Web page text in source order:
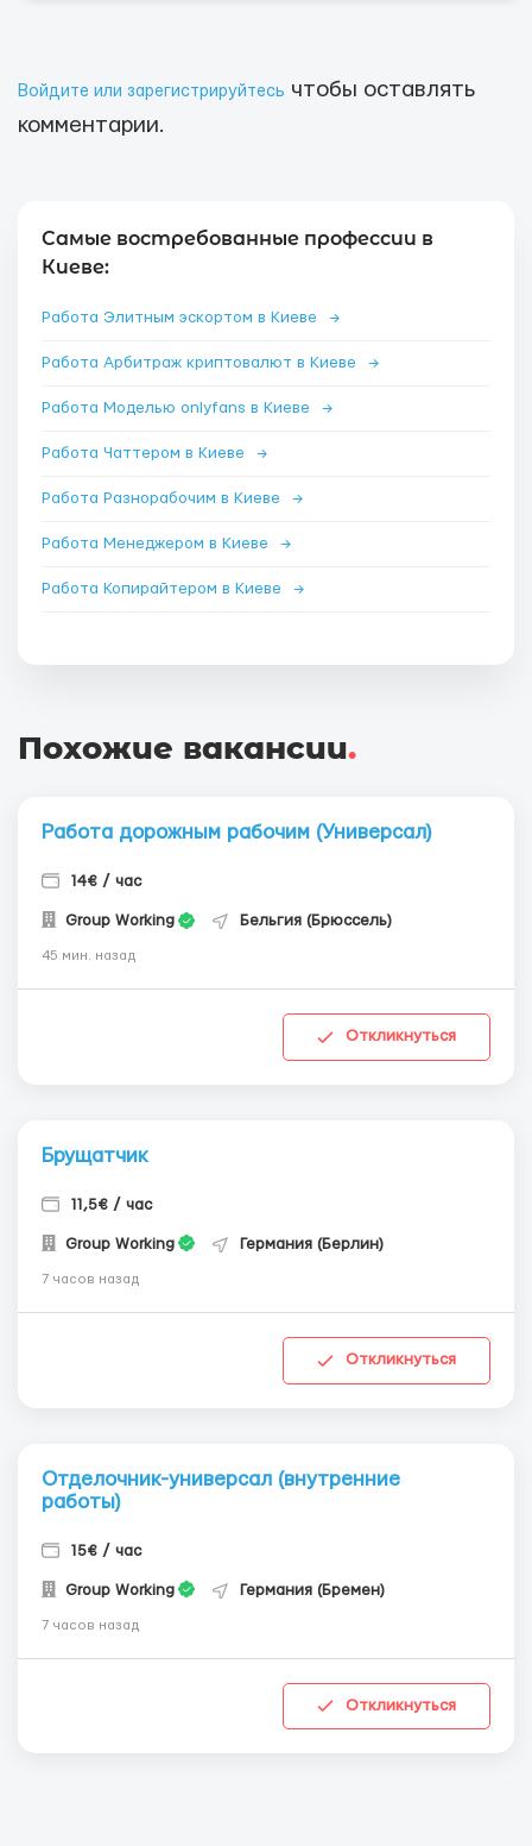
Войдите или зарегистрируйтесь чтобы оставлять
комментарии.
Самые востребованные профессии в
Киеве:
Работа Элитным эскортом в Киеве →
Работа Арбитраж криптовалют в Киеве →
Работа Моделью onlyfans в Киеве →
Работа Чаттером в Киеве →
Работа Разнорабочим в Киеве →
Работа Менеджером в Киеве →
Работа Копирайтером в Киеве →
Похожие вакансии.
Работа дорожным рабочим (Универсал)
14€ / час
Group Working Бельгия (Брюссель)
45 мин. назад
Откликнуться
Брущатчик
11,5€ / час
Group Working Германия (Берлин)
7 часов назад
Откликнуться
Отделочник-универсал (внутренние
работы)
15€ / час
Group Working Германия (Бремен)
7 часов назад
Откликнуться